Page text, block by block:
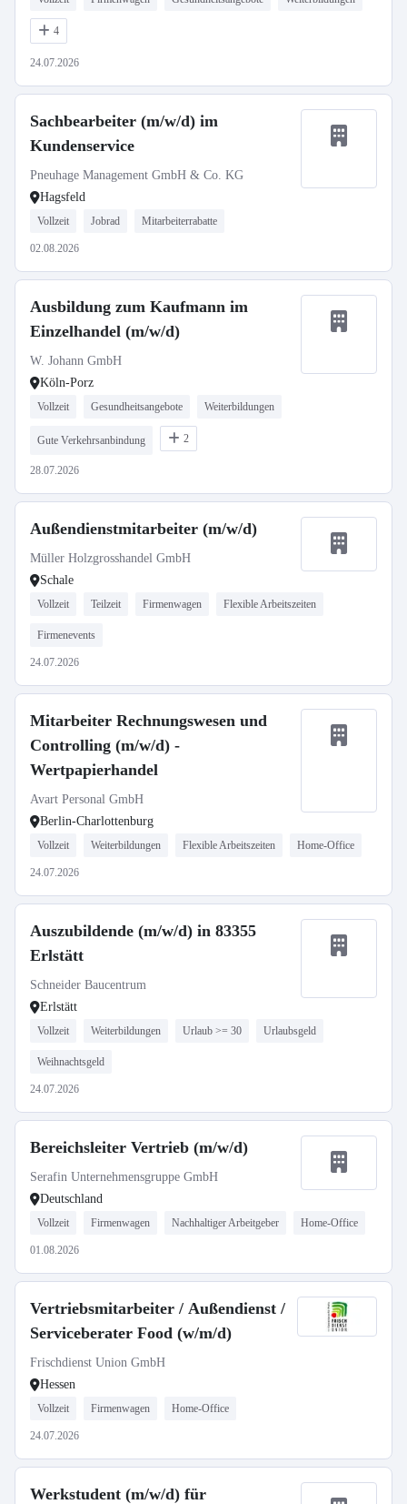
4
24.07.2026
Sachbearbeiter (m/w/d) im
Kundenservice
Pneuhage Management GmbH & Co. KG
Hagsfeld
Vollzeit Jobrad Mitarbeiterrabatte
02.08.2026
Ausbildung zum Kaufmann im
Einzelhandel (m/w/d)
W. Johann GmbH
Köln-Porz
Vollzeit Gesundheitsangebote Weiterbildungen
Gute Verkehrsanbindung 2
28.07.2026
Außendienstmitarbeiter (m/w/d)
Müller Holzgrosshandel GmbH
Schale
Vollzeit Teilzeit Firmenwagen Flexible Arbeitszeiten
Firmenevents
24.07.2026
Mitarbeiter Rechnungswesen und
Controlling (m/w/d) -
Wertpapierhandel
Avart Personal GmbH
Berlin-Charlottenburg
Vollzeit Weiterbildungen Flexible Arbeitszeiten Home-Office
24.07.2026
Auszubildende (m/w/d) in 83355
Erlstätt
Schneider Baucentrum
Erlstätt
Vollzeit Weiterbildungen Urlaub >= 30 Urlaubsgeld
Weihnachtsgeld
24.07.2026
Bereichsleiter Vertrieb (m/w/d)
Serafin Unternehmensgruppe GmbH
Deutschland
Vollzeit Firmenwagen Nachhaltiger Arbeitgeber Home-Office
01.08.2026
Vertriebsmitarbeiter / Außendienst /
Serviceberater Food (w/m/d)
Frischdienst Union GmbH
Hessen
Vollzeit Firmenwagen Home-Office
24.07.2026
Werkstudent (m/w/d) für